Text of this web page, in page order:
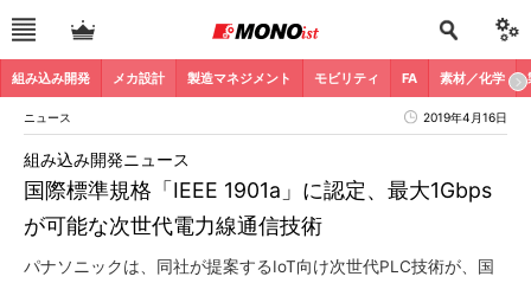
組み込み開発 メカ設計 製造マネジメント モビリティ FA 素材／化学
ニュース 2019年4月16日
国際標準規格「IEEE 1901a」に認定、最大1Gbps
が可能な次世代電力線通信技術
組み込み開発ニュース
パナソニックは、同社が提案するIoT向け次世代PLC技術が、国